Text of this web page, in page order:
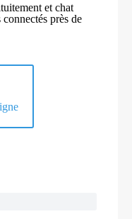
et chat
près de